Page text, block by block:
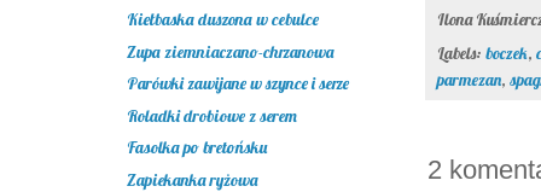
Ilona
Labels: boczek,
parmezan,
2
Kiełbaska duszona w cebulce
Zupa ziemniaczano-chrzanowa
Parówki zawijane w szynce i serze
Roladki drobiowe z serem
Fasolka po bretońsku
Zapiekanka ryżowa